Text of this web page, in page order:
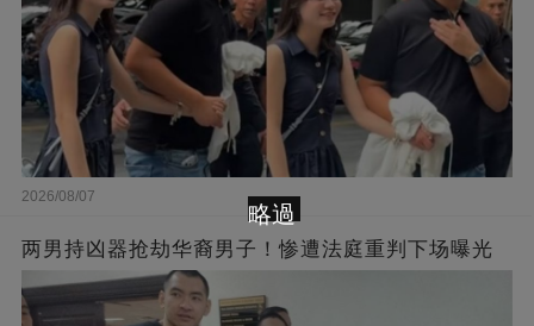
2026/08/07
两男持凶器抢劫华裔男子！惨遭法庭重判下场曝光
略過